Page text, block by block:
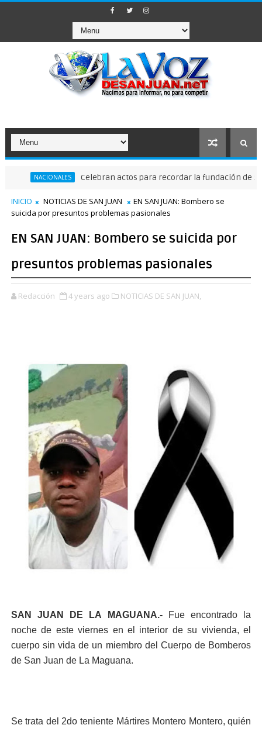
NACIONALES Celebran actos para recordar la fundación de Santo
INICIO NOTICIAS DE SAN JUAN
EN SAN JUAN: Bombero se
suicida por presuntos problemas pasionales
EN SAN JUAN: Bombero se suicida por
presuntos problemas pasionales
Redacción 4 years ago NOTICIAS DE SAN JUAN,
SAN JUAN DE LA MAGUANA.-
Fue encontrado la
noche de este viernes en el interior de su vivienda, el
cuerpo sin vida de un miembro del Cuerpo de Bomberos
de San Juan de La Maguana.
Se trata del 2do teniente Mártires Montero Montero, quién